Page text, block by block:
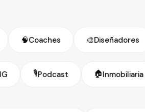
🧠Coaches 🎨Diseñadores
🎙️Podcast 🏠Inmobiliaria